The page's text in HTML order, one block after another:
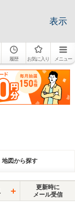
表示
履歴 お気に入り メニュー
地図から探す
更新時に
メール受信